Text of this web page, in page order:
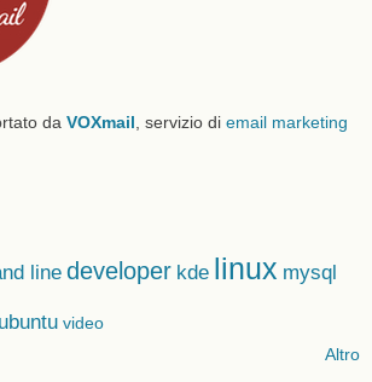
da VOXmail , servizio di email marketing
line developer kde linux mysql
ubuntu video
Altro